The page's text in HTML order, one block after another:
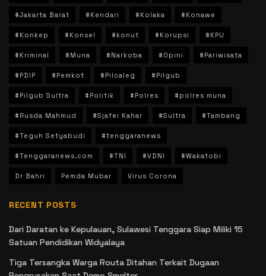
#Jakarta Barat #Kendari #Kolaka #Konawe
#Konkep #Konsel #konut #Korupsi #KPU
#Kriminal #Muna #Narkoba #Opini #Pariwisata
#PDIP #Pemkot #Pilcaleg #Pilgub
#Pilgub Sultra #Politik #Polres #polres muna
#Rusda Mahmud #Sjafei Kahar #Sultra #Tambang
#Teguh Setyabudi #tenggaranews
#Tenggaranews.com #TNI #VDNI #Wakatobi
Dr Bahri Pemda Mubar Virus Corona
RECENT POSTS
Dari Daratan ke Kepulauan, Sulawesi Tenggara Siap Miliki 15
Satuan Pendidikan Widyalaya
Tiga Tersangka Warga Routa Ditahan Terkait Dugaan